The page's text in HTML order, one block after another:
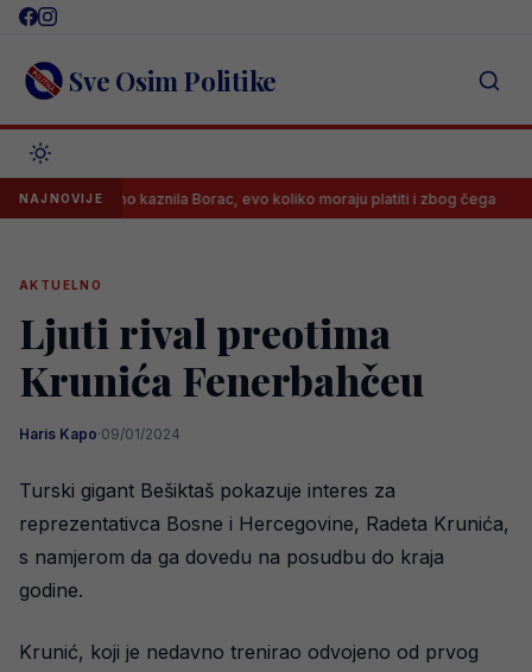
Skip
content Sve Osim Politike
NAJNOVIJE
drastično kaznila Borac, evo koliko moraju platiti i zbog čega
AKTUELNO
Ljuti rival preotima
Krunića Fenerbahčeu
Haris Kapo·09/01/2024
Turski gigant Bešiktaš pokazuje interes za
reprezentativca Bosne i Hercegovine, Radeta Krunića,
s namjerom da ga dovedu na posudbu do kraja
godine.
Krunić, koji je nedavno trenirao odvojeno od prvog